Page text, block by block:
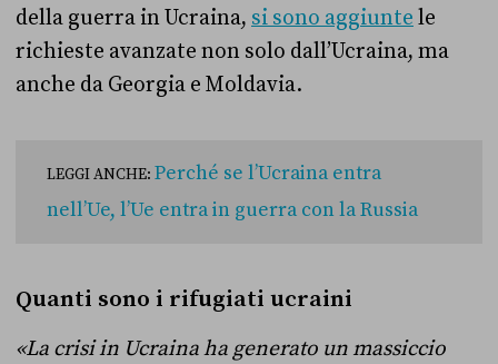
della guerra in Ucraina, si sono aggiunte le
richieste avanzate non solo dall’Ucraina, ma
anche da Georgia e Moldavia.
LEGGI ANCHE: Perché se l’Ucraina entra
nell’Ue, l’Ue entra in guerra con la Russia
Quanti sono i rifugiati ucraini
«La crisi in Ucraina ha generato un massiccio